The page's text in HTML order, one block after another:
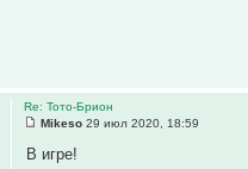
Re: Тото-Брион
Mikeso 29 июл 2020, 18:59
В игре!